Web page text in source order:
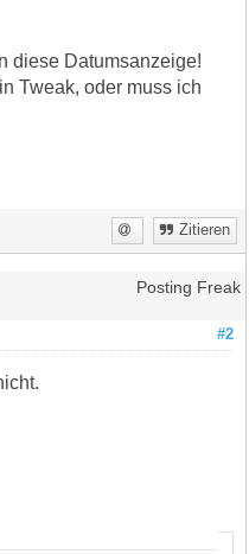
diese Datumsanzeige!
Tweak, oder muss ich
Zitieren
Posting Freak
#2